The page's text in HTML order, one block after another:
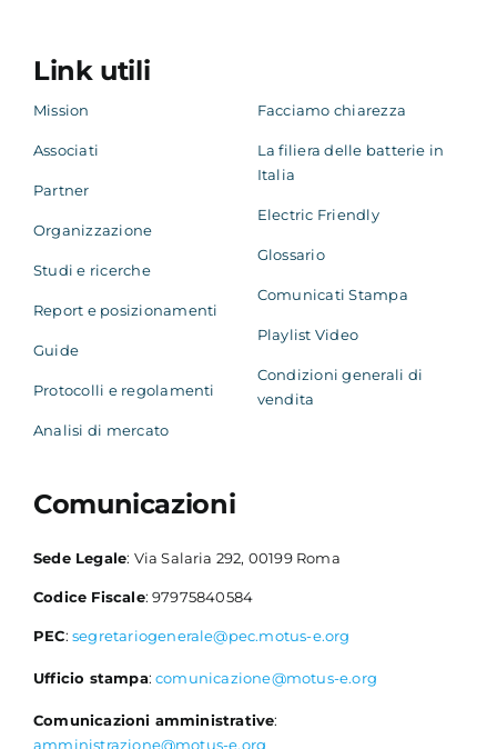
Link utili
Mission
Associati
Partner
Organizzazione
Studi e ricerche
Report e posizionamenti
Guide
Protocolli e regolamenti
Analisi di mercato
Facciamo chiarezza
La filiera delle batterie in
Italia
Electric Friendly
Glossario
Comunicati Stampa
Playlist Video
Condizioni generali di
vendita
Comunicazioni
Sede Legale: Via Salaria 292, 00199 Roma
Codice Fiscale: 97975840584
PEC: segretariogenerale@pec.motus-e.org
Ufficio stampa:comunicazione@motus-e.org
Comunicazioni amministrative:
amministrazione@motus-e.org